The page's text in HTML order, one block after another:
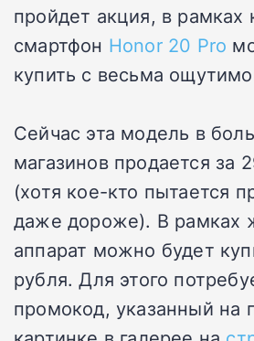
пройдет акция, в рамках
смартфон Honor 20 Pro
купить с весьма
Сейчас эта модель в
магазинов продается за
(хотя кое-кто пытается
даже дороже). В рамках
аппарат можно будет
рубля. Для этого
промокод, указанный на